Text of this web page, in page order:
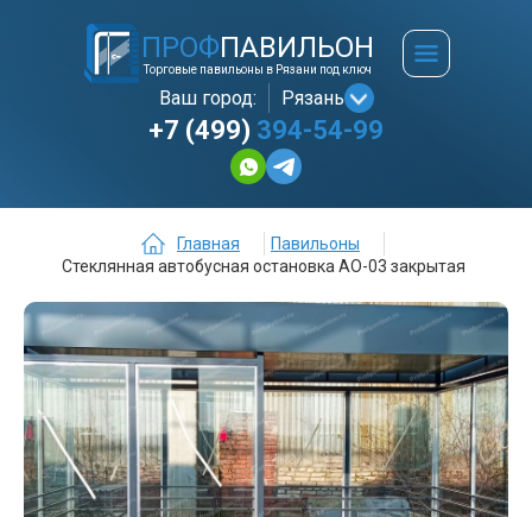
ПРОФПАВИЛЬОН
Торговые павильоны в Рязани под ключ
Ваш город: Рязань
+7 (499) 394-54-99
Главная
Павильоны
Стеклянная автобусная остановка АО-03 закрытая